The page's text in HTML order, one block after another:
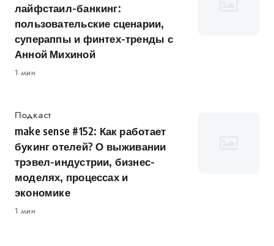
лайфстаил-банкинг:
пользовательские сценарии,
супераппы и финтех-тренды с
Анной Михиной
1 мин
Категория
Подкаст
make sense #152: Как работает
букинг отелей? О выживании
трэвел-индустрии, бизнес-
моделях, процессах и
экономике
1 мин